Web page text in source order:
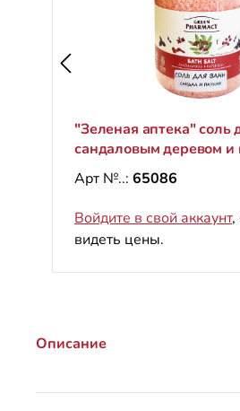
"Зеленая аптека" соль
сандаловым деревом и
банке с крышкой, 1000 g
Арт №..: 65086
Войдите в свой аккаунт,
видеть цены.
Описание